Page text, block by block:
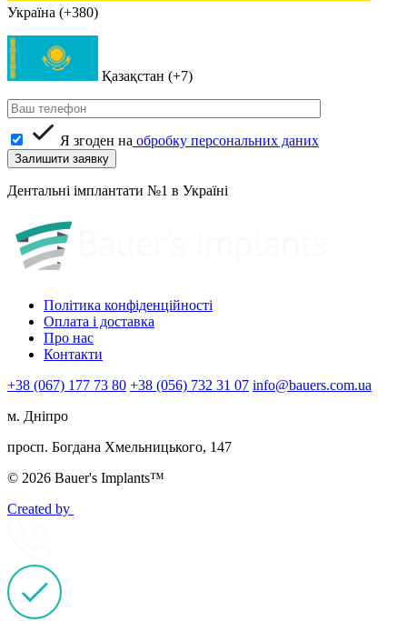
Україна (+380)
Қазақстан (+7)
Я згоден на обробку персональних даних
Дентальні імплантати №1 в Україні
Політика конфіденційності
Оплата і доставка
Про нас
Контакти
+38 (067) 177 73 80 +38 (056) 732 31 07 info@bauers.com.ua
м. Дніпро
просп. Богдана Хмельницького, 147
© 2026 Bauer's Implants™
Created by